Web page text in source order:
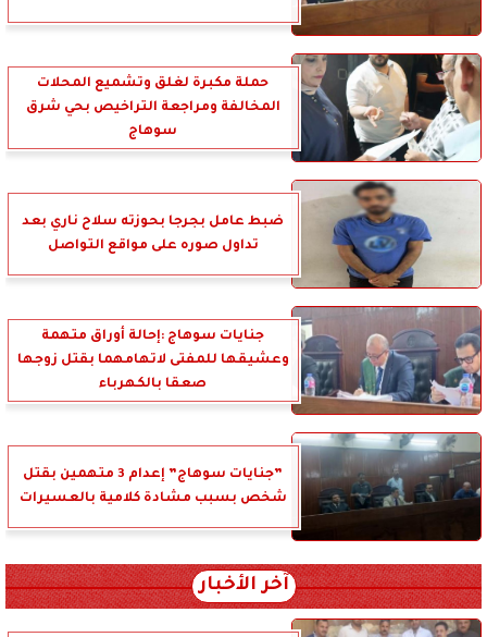
حملة مكبرة لغلق وتشميع المحلات
المخالفة ومراجعة التراخيص بحي شرق
سوهاج
ضبط عامل بجرجا بحوزته سلاح ناري بعد
تداول صوره على مواقع التواصل
جنايات سوهاج :إحالة أوراق متهمة
وعشيقها للمفتى لاتهامهما بقتل زوجها
صعقا بالكهرباء
”جنايات سوهاج” إعدام 3 متهمين بقتل
شخص بسبب مشادة كلامية بالعسيرات
آخر الأخبار